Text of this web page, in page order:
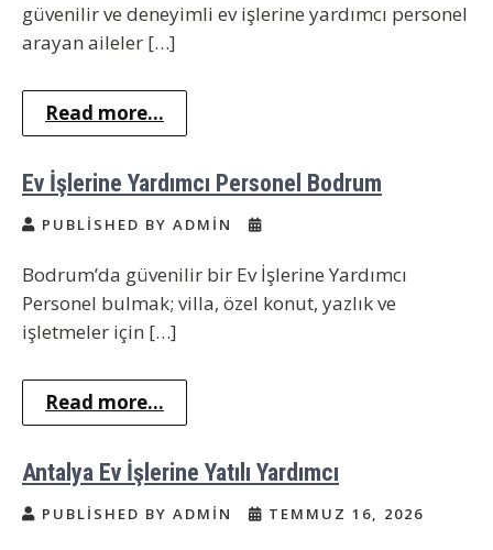
güvenilir ve deneyimli ev işlerine yardımcı personel
arayan aileler […]
Read more...
Ev İşlerine Yardımcı Personel Bodrum
PUBLISHED BY ADMIN
Bodrum’da güvenilir bir Ev İşlerine Yardımcı
Personel bulmak; villa, özel konut, yazlık ve
işletmeler için […]
Read more...
Antalya Ev İşlerine Yatılı Yardımcı
PUBLISHED BY ADMIN TEMMUZ 16, 2026